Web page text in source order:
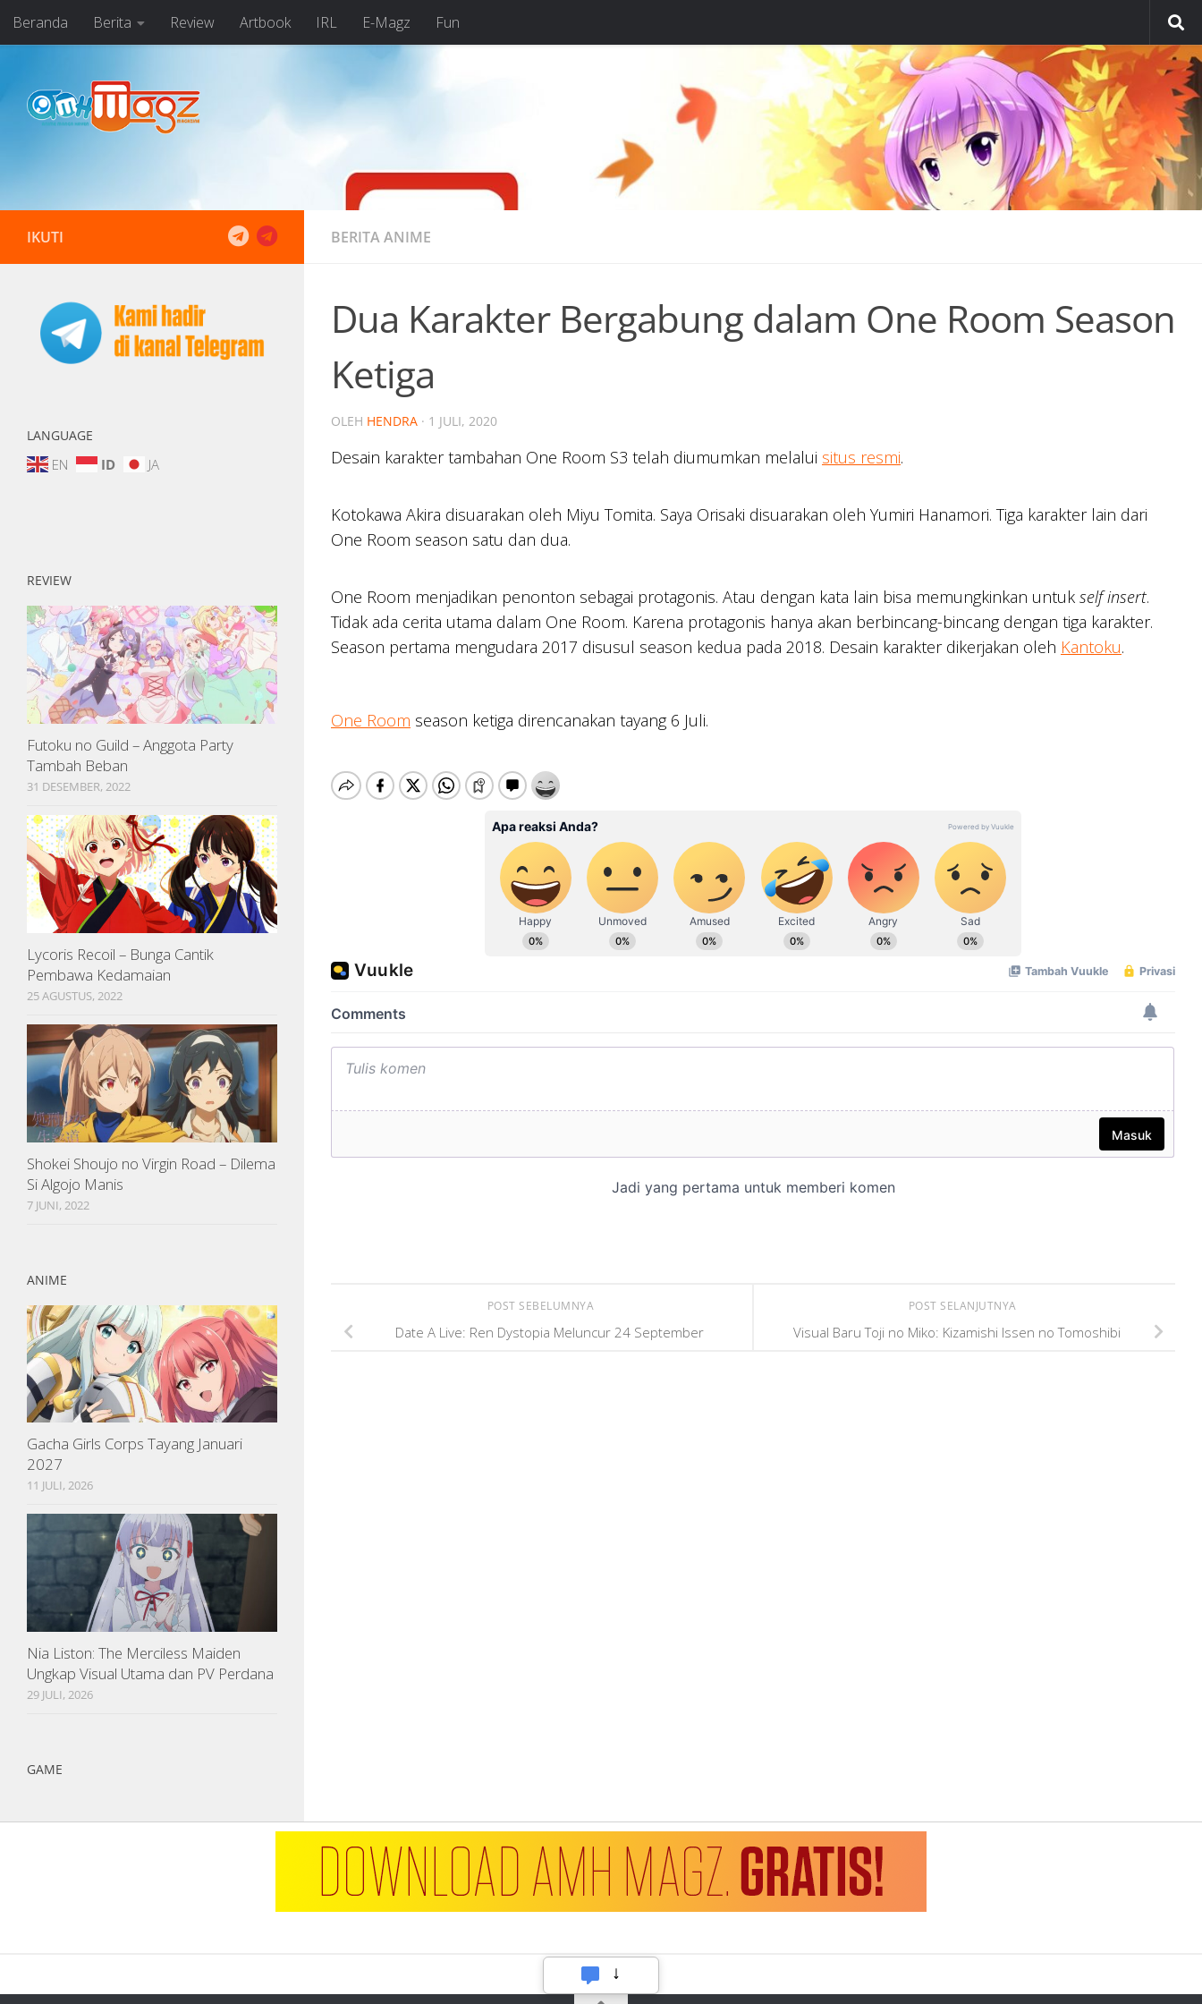
Skip to content
Beranda Berita Review Artbook IRL E-Magz Fun
BERITA ANIME
Dua Karakter Bergabung dalam One Room Season
Ketiga
OLEH HENDRA · 1 JULI, 2020
Desain karakter tambahan One Room S3 telah diumumkan melalui situs resmi.
Kotokawa Akira disuarakan oleh Miyu Tomita. Saya Orisaki disuarakan oleh Yumiri Hanamori. Tiga karakter lain dari
One Room season satu dan dua.
One Room menjadikan penonton sebagai protagonis. Atau dengan kata lain bisa memungkinkan untuk self insert.
Tidak ada cerita utama dalam One Room. Karena protagonis hanya akan berbincang-bincang dengan tiga karakter.
Season pertama mengudara 2017 disusul season kedua pada 2018. Desain karakter dikerjakan oleh Kantoku.
One Room season ketiga direncanakan tayang 6 Juli.
POST SELANJUTNYA
Visual Baru Toji no Miko: Kizamishi Issen no Tomoshibi
POST SEBELUMNYA
Date A Live: Ren Dystopia Meluncur 24 September
IKUTI
LANGUAGE
EN ID JA
REVIEW
Futoku no Guild – Anggota Party
Tambah Beban
31 DESEMBER, 2022
Lycoris Recoil – Bunga Cantik
Pembawa Kedamaian
25 AGUSTUS, 2022
Shokei Shoujo no Virgin Road – Dilema
Si Algojo Manis
7 JUNI, 2022
ANIME
Gacha Girls Corps Tayang Januari
2027
11 JULI, 2026
Nia Liston: The Merciless Maiden
Ungkap Visual Utama dan PV Perdana
29 JULI, 2026
GAME
Hubungi Kami